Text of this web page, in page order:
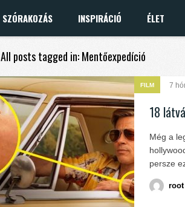
SZÓRAKOZÁS INSPIRÁCIÓ ÉLET
All posts tagged in: Mentőexpedíció
FILM 7
18
Még a
persze
root